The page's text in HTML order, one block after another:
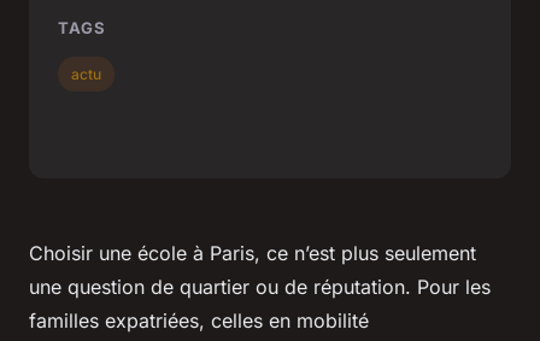
Choisir une école à Paris, ce n’est plus seulement
une question de quartier ou de réputation. Pour les
familles expatriées, celles en mobilité
TAGS
actu